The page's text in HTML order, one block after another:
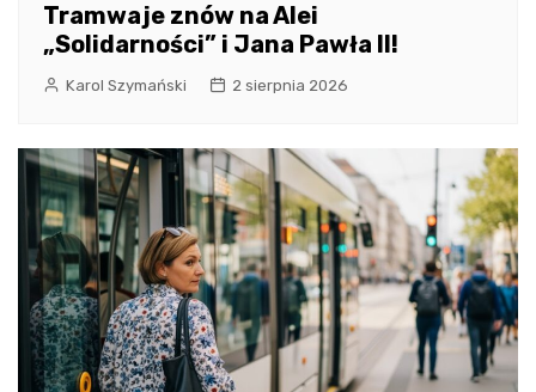
Tramwaje znów na Alei
„Solidarności” i Jana Pawła II!
Karol Szymański 2 sierpnia 2026